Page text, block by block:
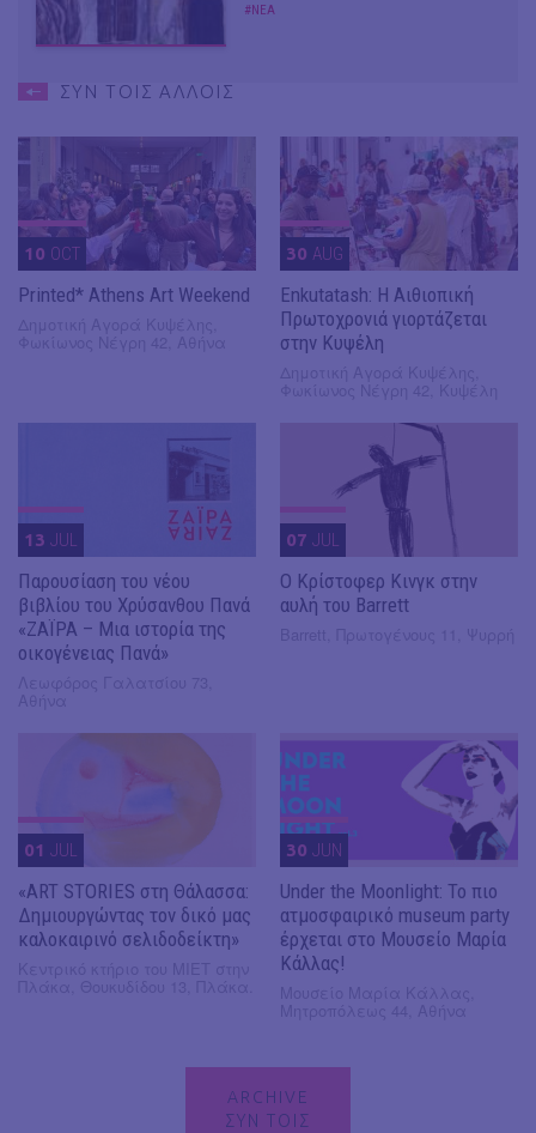
#ΝΕΑ
ΣΥΝ ΤΟΙΣ ΑΛΛΟΙΣ
10 OCT
Printed* Athens Art Weekend
30 AUG
Enkutatash: Η Αιθιοπική
Πρωτοχρονιά γιορτάζεται
στην Κυψέλη
13 JUL
Παρουσίαση του νέου
βιβλίου του Χρύσανθου Πανά
«ΖΑΪΡΑ – Μια ιστορία της
οικογένειας Πανά»
07 JUL
O Κρίστοφερ Κινγκ στην
αυλή του Barrett
01 JUL
«ART STORIES στη Θάλασσα:
Δημιουργώντας τον δικό μας
καλοκαιρινό σελιδοδείκτη»
30 JUN
Under the Moonlight: Το πιο
ατμοσφαιρικό museum party
έρχεται στο Μουσείο Μαρία
Κάλλας!
ARCHIVE
ΣΥΝ ΤΟΙΣ